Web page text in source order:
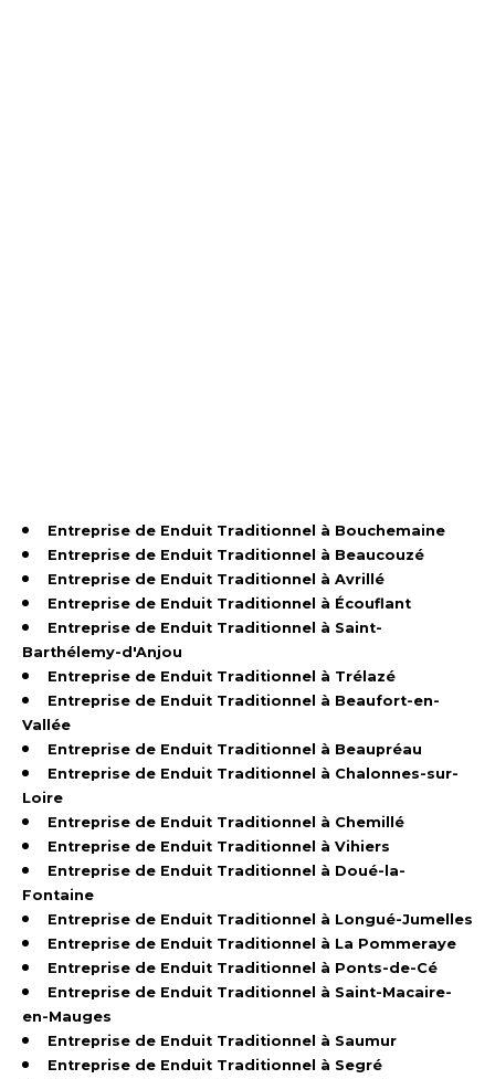
Entreprise de Enduit Traditionnel à Bouchemaine
Entreprise de Enduit Traditionnel à Beaucouzé
Entreprise de Enduit Traditionnel à Avrillé
Entreprise de Enduit Traditionnel à Écouflant
Entreprise de Enduit Traditionnel à Saint-
Barthélemy-d'Anjou
Entreprise de Enduit Traditionnel à Trélazé
Entreprise de Enduit Traditionnel à Beaufort-en-
Vallée
Entreprise de Enduit Traditionnel à Beaupréau
Entreprise de Enduit Traditionnel à Chalonnes-sur-
Loire
Entreprise de Enduit Traditionnel à Chemillé
Entreprise de Enduit Traditionnel à Vihiers
Entreprise de Enduit Traditionnel à Doué-la-
Fontaine
Entreprise de Enduit Traditionnel à Longué-Jumelles
Entreprise de Enduit Traditionnel à La Pommeraye
Entreprise de Enduit Traditionnel à Ponts-de-Cé
Entreprise de Enduit Traditionnel à Saint-Macaire-
en-Mauges
Entreprise de Enduit Traditionnel à Saumur
Entreprise de Enduit Traditionnel à Segré